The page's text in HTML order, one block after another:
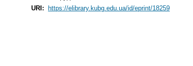
URI:
https://elibrary.kubg.edu.ua/id/eprint/18259